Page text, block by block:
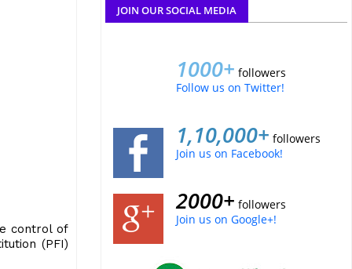
control of
(PFI)
JOIN OUR SOCIAL MEDIA
1000+ followers
Follow us on Twitter!
1,10,000+ followers
Join us on Facebook!
2000+ followers
Join us on Google+!